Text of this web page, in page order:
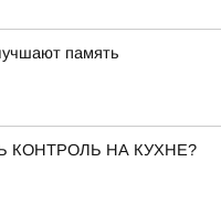
память
КОНТРОЛЬ НА КУХНЕ?